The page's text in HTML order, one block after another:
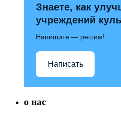
Знаете, как
учреждений
Напишите — решим!
Написать
о нас